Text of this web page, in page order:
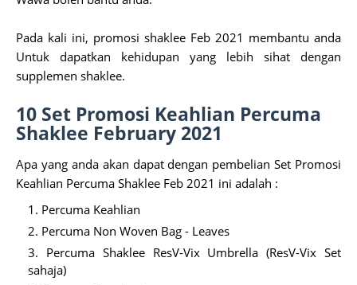
Pada kali ini, promosi shaklee Feb 2021 membantu anda
Untuk dapatkan kehidupan yang lebih sihat dengan
supplemen shaklee.
10 Set Promosi Keahlian Percuma
Shaklee February 2021
Apa yang anda akan dapat dengan pembelian Set Promosi
Keahlian Percuma Shaklee Feb 2021 ini adalah :
Percuma Keahlian
Percuma Non Woven Bag - Leaves
Percuma Shaklee ResV-Vix Umbrella (ResV-Vix Set
sahaja)